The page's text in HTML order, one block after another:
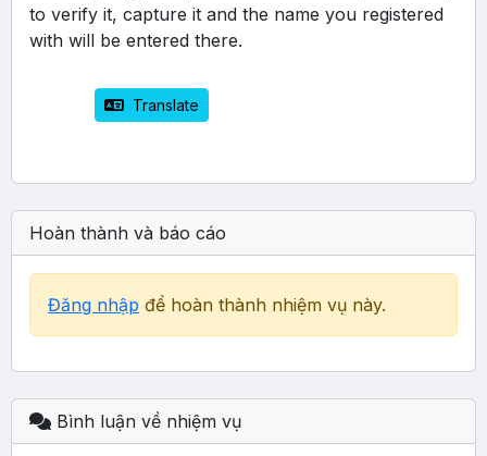
to verify it, capture it and the name you registered
with will be entered there.
Translate
Hoàn thành và báo cáo
Đăng nhập để hoàn thành nhiệm vụ này.
Bình luận về nhiệm vụ